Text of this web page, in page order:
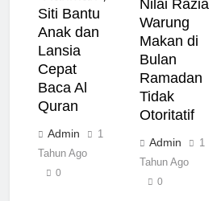
Siti Bantu
Anak dan
Lansia
Cepat
Baca Al
Quran
Admin
1
Tahun Ago
0
Nilai Razia
Warung
Makan di
Bulan
Ramadan
Tidak
Otoritatif
Admin
1
Tahun Ago
0